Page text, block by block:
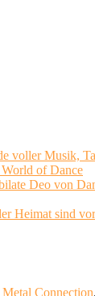
voller Musik,
of Dance
Deo von
Heimat sind
Connection